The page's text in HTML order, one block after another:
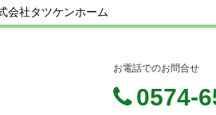
会社タツケンホーム
お電話でのお問合せ
0574-